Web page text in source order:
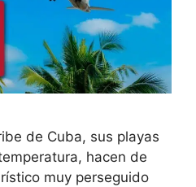
de Cuba, sus playas
hacen de
muy perseguido